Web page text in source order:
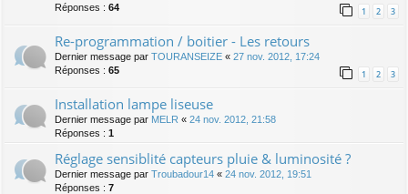
Réponses : 64 1 2 3
Re-programmation / boitier - Les retours
Dernier message par TOURANSEIZE « 27 nov. 2012, 17:24
Réponses : 65 1 2 3
Installation lampe liseuse
Dernier message par MELR « 24 nov. 2012, 21:58
Réponses : 1
Réglage sensiblité capteurs pluie & luminosité ?
Dernier message par Troubadour14 « 24 nov. 2012, 19:51
Réponses : 7